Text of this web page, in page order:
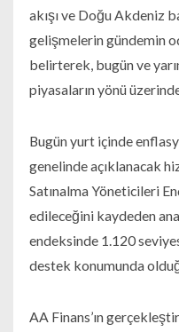
akışı ve Doğu Akdeniz
gelişmelerin gündemin
belirterek, bugün ve
piyasaların yönü
Bugün yurt içinde
genelinde açıklanacak
Satınalma Yöneticileri
edileceğini kaydeden
endeksinde 1.120
destek konumunda
AA Finans’ın